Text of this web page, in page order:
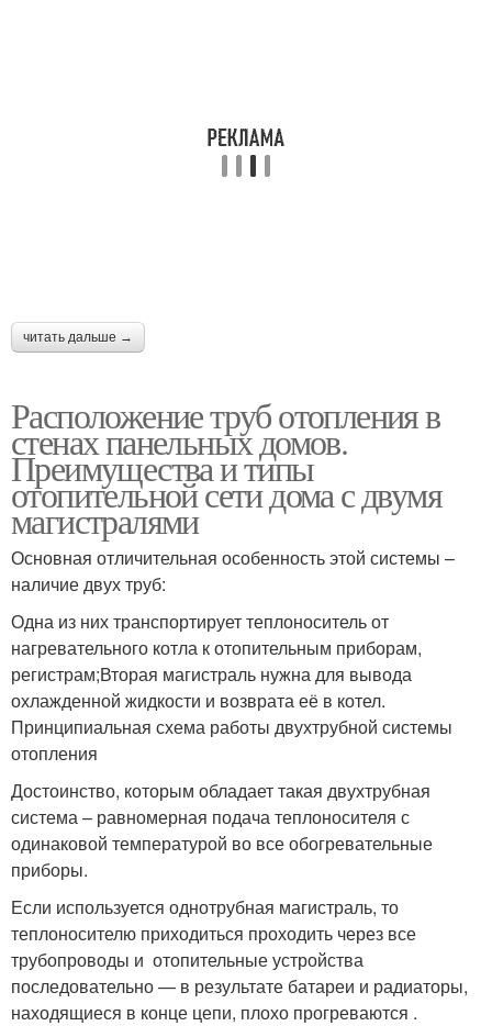
читать дальше →
Расположение труб отопления в
стенах панельных домов.
Преимущества и типы
отопительной сети дома с двумя
магистралями
Основная отличительная особенность этой системы –
наличие двух труб:
Одна из них транспортирует теплоноситель от
нагревательного котла к отопительным приборам,
регистрам;Вторая магистраль нужна для вывода
охлажденной жидкости и возврата её в котел.
Принципиальная схема работы двухтрубной системы
отопления
Достоинство, которым обладает такая двухтрубная
система – равномерная подача теплоносителя с
одинаковой температурой во все обогревательные
приборы.
Если используется однотрубная магистраль, то
теплоносителю приходиться проходить через все
трубопроводы и отопительные устройства
последовательно — в результате батареи и радиаторы,
находящиеся в конце цепи, плохо прогреваются .